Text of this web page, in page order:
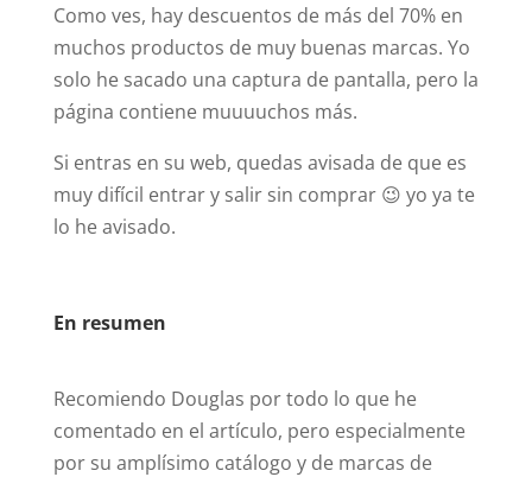
Como ves, hay descuentos de más del 70% en
muchos productos de muy buenas marcas. Yo
solo he sacado una captura de pantalla, pero la
página contiene muuuuchos más.
Si entras en su web, quedas avisada de que es
muy difícil entrar y salir sin comprar 😉 yo ya te
lo he avisado.
En resumen
Recomiendo Douglas por todo lo que he
comentado en el artículo, pero especialmente
por su amplísimo catálogo y de marcas de